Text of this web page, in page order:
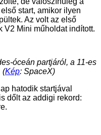
start, amikor ilyen
Az volt az első
V2 Mini műholdat indított.
óceán partjáról, a 11-es
(Kép: SpaceX)
hatodik startjával
dőlt az addigi rekord: